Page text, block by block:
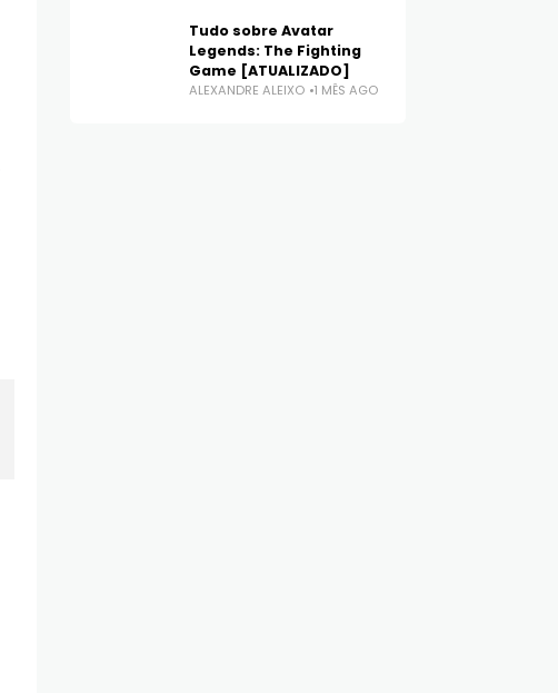
Tudo sobre Avatar
Legends: The Fighting
Game [ATUALIZADO]
ALEXANDRE ALEIXO 1 MÊS AGO